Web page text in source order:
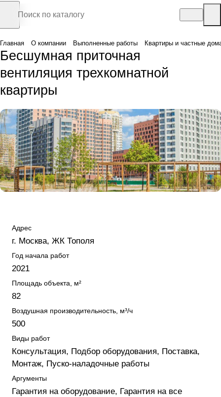
Главная О компании Выполненные работы Квартиры и частные
Бесшумная приточная
вентиляция трехкомнатной
квартиры
Адрес
г. Москва, ЖК Тополя
Год начала работ
2021
Площадь объекта, м²
82
Воздушная производительность, м³/ч
500
Виды работ
Консультация, Подбор оборудования, Поставка,
Монтаж, Пуско-наладочные работы
Аргументы
Гарантия на оборудование, Гарантия на все